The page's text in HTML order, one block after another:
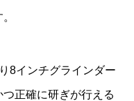
8インチグラインダー
正確に研ぎが行える